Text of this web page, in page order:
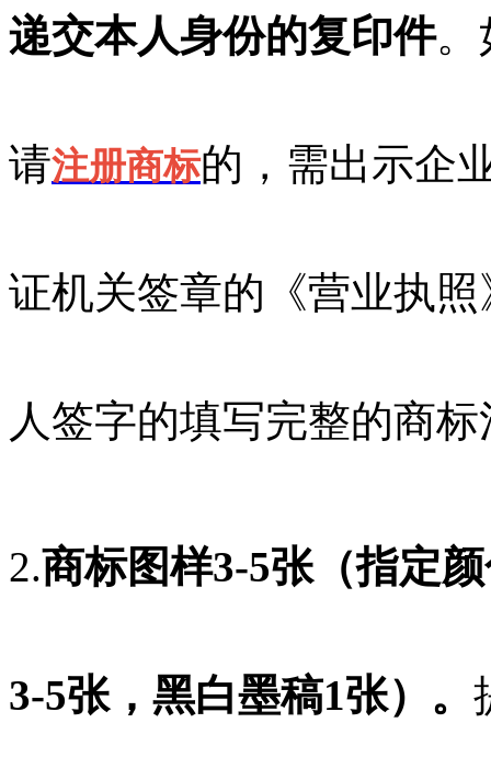
递交本人身份的复印件。
请注册商标的，需出示企
证机关签章的《营业执
人签字的填写完整的商
2.商标图样3-5张（指定
3-5张，黑白墨稿1张）。